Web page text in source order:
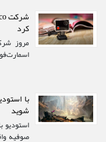
کرد
شوید
صوفیه